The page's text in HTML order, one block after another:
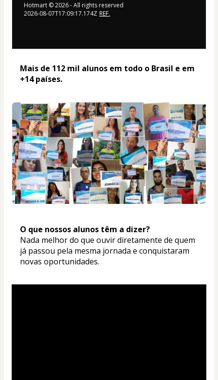
Hotmart ©2026- All rights reserved
2026-08-07T17:09:17.174Z REF.
Mais de 112 mil alunos em todo o Brasil e em
+14 países.
O que nossos alunos têm a dizer?
Nada melhor do que ouvir diretamente de quem
já passou pela mesma jornada e conquistaram
novas oportunidades.